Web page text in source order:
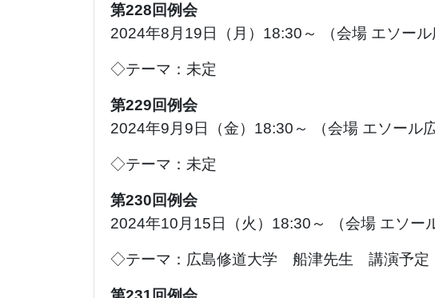
第228回例会
2024年8月19日（月）18:30～ （会場 エソール
◇テーマ：未定
第229回例会
2024年9月9日（金）18:30～ （会場 エソール
◇テーマ：未定
第230回例会
2024年10月15日（火）18:30～ （会場 エソー
◇テーマ：広島修道大学 船津先生 講演予定